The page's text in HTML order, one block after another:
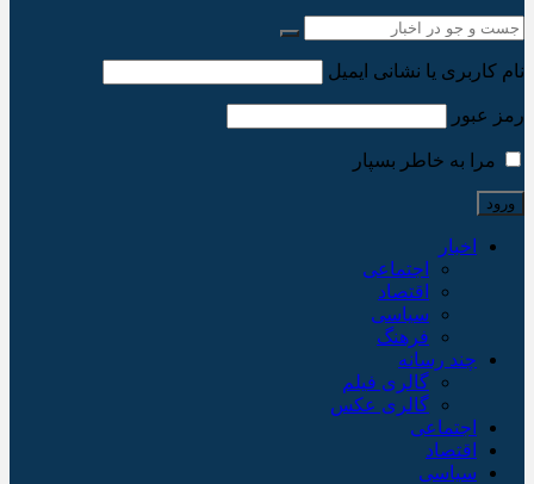
نام کاربری یا نشانی ایمیل
رمز عبور
مرا به خاطر بسپار
اخبار
اجتماعی
اقتصاد
سیاسی
فرهنگ
چند رسانه
گالری فیلم
گالری عکس
اجتماعی
اقتصاد
سیاسی